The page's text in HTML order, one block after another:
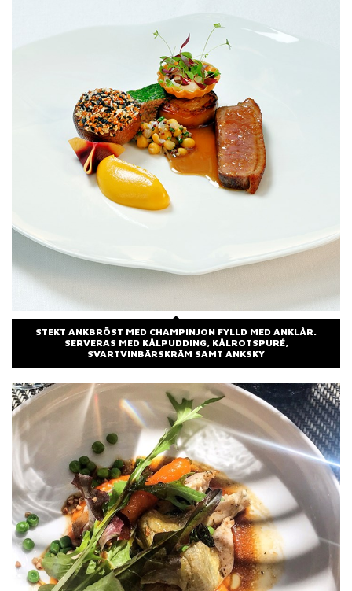
STEKT ANKBRÖST MED CHAMPINJON FYLLD MED ANKLÅR.
SERVERAS MED KÅLPUDDING, KÅLROTSPURÉ,
SVARTVINBÄRSKRÄM SAMT ANKSKY